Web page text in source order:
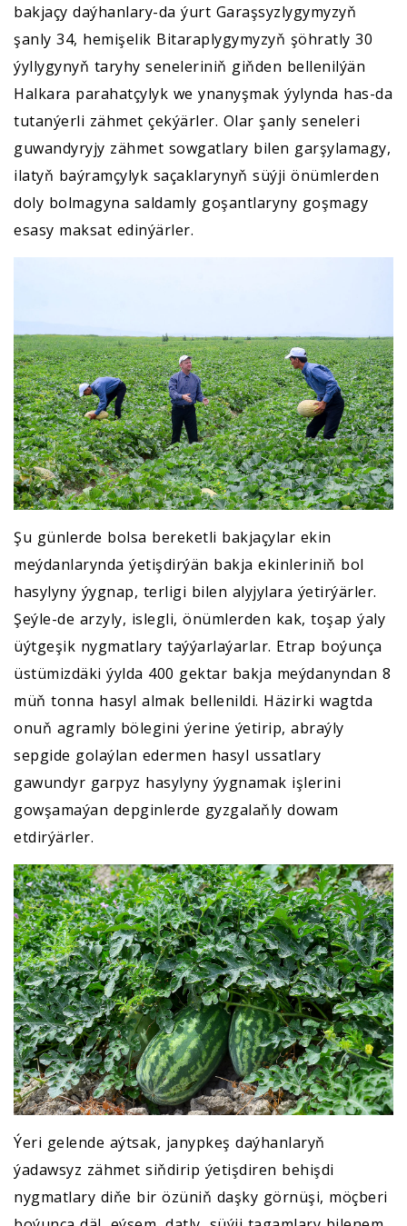
bakjaçy daýhanlary-da ýurt Garaşsyzlygymyzyň
şanly 34, hemişelik Bitaraplygymyzyň şöhratly 30
ýyllygynyň taryhy seneleriniň giňden bellenilýän
Halkara parahatçylyk we ynanyşmak ýylynda has-da
tutanýerli zähmet çekýärler. Olar şanly seneleri
guwandyryjy zähmet sowgatlary bilen garşylamagy,
ilatyň baýramçylyk saçaklarynyň süýji önümlerden
doly bolmagyna saldamly goşantlaryny goşmagy
esasy maksat edinýärler.
Şu günlerde bolsa bereketli bakjaçylar ekin
meýdanlarynda ýetişdirýän bakja ekinleriniň bol
hasylyny ýygnap, terligi bilen alyjylara ýetirýärler.
Şeýle-de arzyly, islegli, önümlerden kak, toşap ýaly
üýtgeşik nygmatlary taýýarlaýarlar. Etrap boýunça
üstümizdäki ýylda 400 gektar bakja meýdanyndan 8
müň tonna hasyl almak bellenildi. Häzirki wagtda
onuň agramly bölegini ýerine ýetirip, abraýly
sepgide golaýlan edermen hasyl ussatlary
gawundyr garpyz hasylyny ýygnamak işlerini
gowşamaýan depginlerde gyzgalaňly dowam
etdirýärler.
Ýeri gelende aýtsak, janypkeş daýhanlaryň
ýadawsyz zähmet siňdirip ýetişdiren behişdi
nygmatlary diňe bir özüniň daşky görnüşi, möçberi